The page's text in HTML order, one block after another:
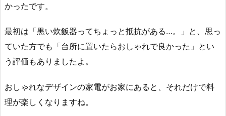
かったです。
最初は「黒い炊飯器ってちょっと抵抗がある…。」と、思っ
ていた方でも「台所に置いたらおしゃれで良かった」とい
う評価もありましたよ。
おしゃれなデザインの家電がお家にあると、それだけで料
理が楽しくなりますね。